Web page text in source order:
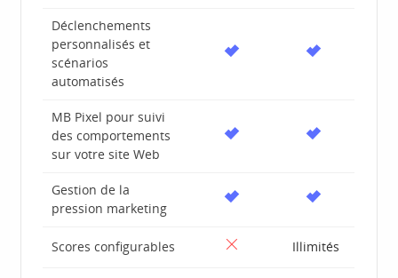
Déclenchements
personnalisés et
scénarios
automatisés
MB Pixel pour suivi
des comportements
sur votre site Web
Gestion de la
pression marketing
Scores configurables Illimités